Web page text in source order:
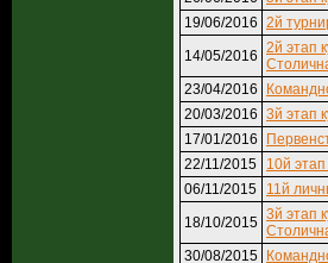
19/06/2016 2й
14/05/2016 2й этап
23/04/2016
20/03/2016 3й этап
17/01/2016
22/11/2015
10й
06/11/2015
11й
18/10/2015 3й этап
30/08/2015